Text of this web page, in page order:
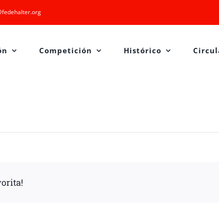
Competición Histórico